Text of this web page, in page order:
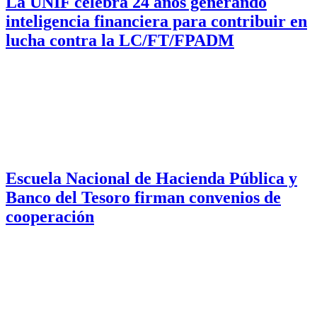
inteligencia financiera para contribuir en
lucha contra la LC/FT/FPADM
Escuela Nacional de Hacienda Pública y
Banco del Tesoro firman convenios de
cooperación